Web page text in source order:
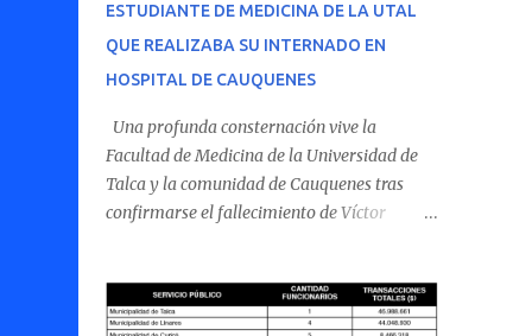
ESTUDIANTE DE MEDICINA DE LA UTAL
QUE REALIZABA SU INTERNADO EN
HOSPITAL DE CAUQUENES
Una profunda consternación vive la
Facultad de Medicina de la Universidad de
Talca y la comunidad de Cauquenes tras
confirmarse el fallecimiento de Víctor
Cauquenes. De acuerdo con los antecedentes
conocidos, el joven se presentó a cumplir su